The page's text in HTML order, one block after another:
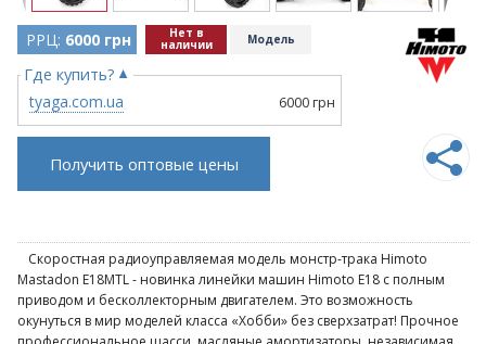
РРЦ: 6000 грн Нет в
наличии Модель
Где купить?
tyaga.com.ua 6000 грн
Получить оптовые цены
Скоростная радиоуправляемая модель монстр-трака Himoto
Mastadon E18MTL - новинка линейки машин Himoto E18 с полным
приводом и бесколлекторным двигателем. Это возможность
окунуться в мир моделей класса «Хобби» без сверхзатрат! Прочное